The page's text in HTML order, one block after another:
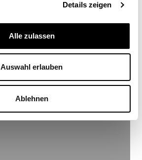
Details zeigen
Alle zulassen
Auswahl erlauben
Ablehnen